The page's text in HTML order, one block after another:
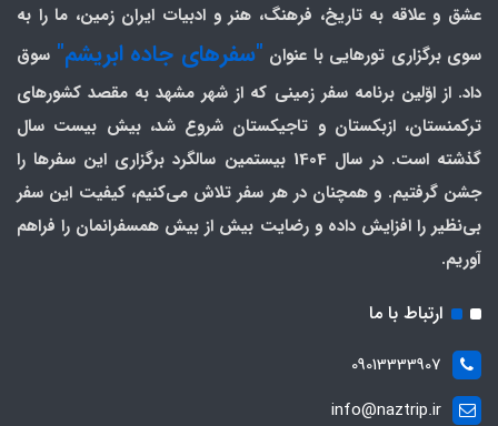
عشق و علاقه به تاریخ، فرهنگ، هنر و ادبیات ایران زمین، ما را به
سوی برگزاری تورهایی با عنوان "سفرهای جاده ابریشم" سوق
داد. از اوّلین برنامه سفر زمینی که از شهر مشهد به مقصد کشورهای
ترکمنستان، ازبکستان و تاجیکستان شروع شد، بیش بیست سال
گذشته است. در سال 1404 بیستمین سالگرد برگزاری این سفرها را
جشن گرفتیم. و همچنان در هر سفر تلاش می‌کنیم، کیفیت این سفر
بی‌نظیر را افزایش داده و رضایت بیش از بیش همسفرانمان را فراهم
آوریم.
ارتباط با ما
09013333907
info@naztrip.ir